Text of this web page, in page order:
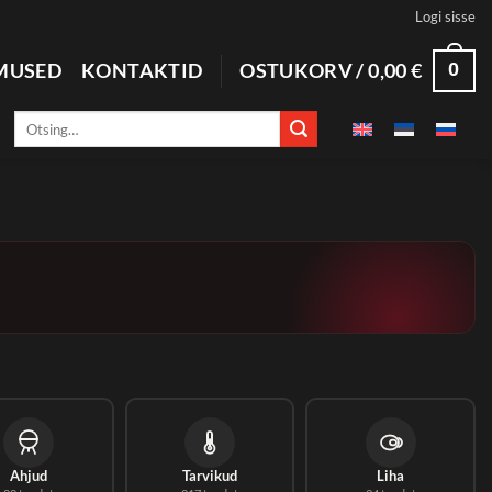
Logi sisse
KONTAKTID OSTUKORV /0,00€ 0
Ahjud Tarvikud Liha